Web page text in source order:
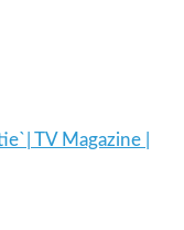
TV Magazine |